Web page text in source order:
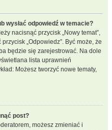
wysłać odpowiedź w temacie?
nacisnąć przycisk „Nowy temat”,
„Odpowiedz”. Być może, że
będzie się zarejestrować. Na dole
lista uprawnień
Możesz tworzyć nowe tematy,
post?
możesz zmieniać i